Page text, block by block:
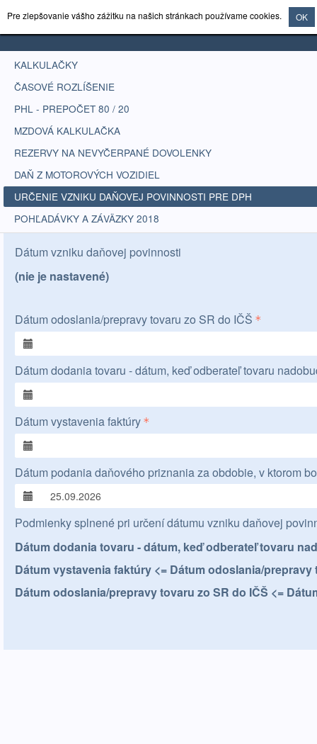
KALKULAČKY
ČASOVÉ ROZLÍŠENIE
PHL - PREPOČET 80 / 20
MZDOVÁ KALKULAČKA
REZERVY NA NEVYČERPANÉ DOVOLENKY
DAŇ Z MOTOROVÝCH VOZIDIEL
URČENIE VZNIKU DAŇOVEJ POVINNOSTI PRE DPH
POHĽADÁVKY A ZÁVÄZKY 2018
Dátum vzniku daňovej povinnosti
(nie je nastavené)
Dátum odoslania/prepravy tovaru zo SR do IČŠ
Dátum dodania tovaru - dátum, keď odberateľ tovaru
Dátum vystavenia faktúry
Dátum podania daňového priznania za obdobie, v ktorom
Podmienky splnené pri určení dátumu vzniku daňovej
Dátum dodania tovaru - dátum, keď odberateľ tovaru
Dátum vystavenia faktúry <= Dátum odoslania/prepravy
Dátum odoslania/prepravy tovaru zo SR do IČŠ <=
Pre zlepšovanie vášho zážitku na našich stránkach používame cookies. OK